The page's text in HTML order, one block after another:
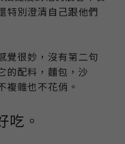
特別澄清自己跟他們
覺很妙，沒有第二句
的配料，麵包，沙
複雜也不花俏。
吃。